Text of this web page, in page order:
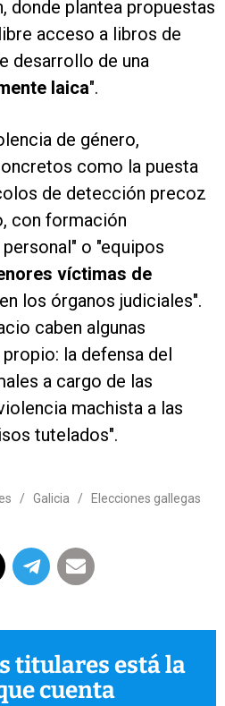
donde plantea propuestas
acceso a libros de
desarrollo de una
laica".
de género,
como la puesta
de detección precoz
con formación
o "equipos
víctimas de
en los órganos judiciales".
caben algunas
la defensa del
a cargo de las
machista a las
tutelados".
/ Galicia /
Elecciones gallegas
titulares está la
cuenta